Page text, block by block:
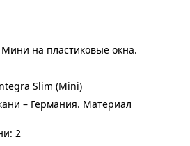
на пластиковые окна.
Slim (Mini)
– Германия. Материал
2